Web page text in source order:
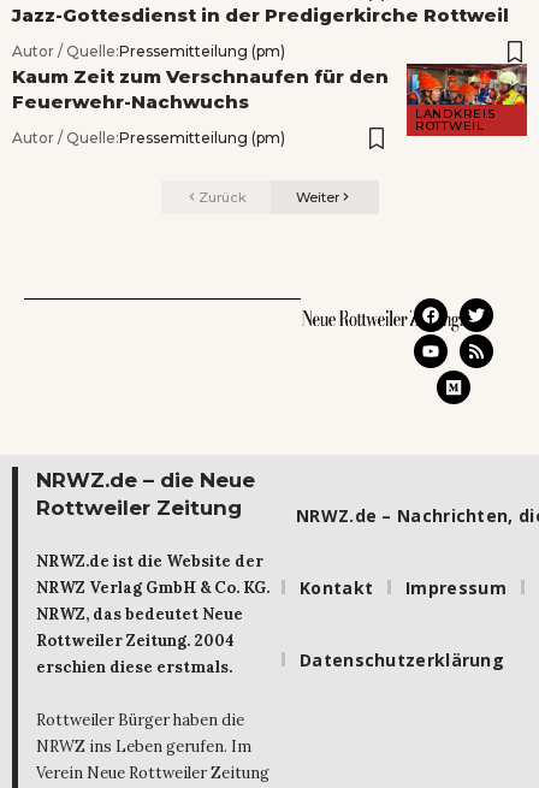
Jazz-Gottesdienst in der Predigerkirche Rottweil
Autor / Quelle:Pressemitteilung (pm)
LANDKREIS
ROTTWEIL
Kaum Zeit zum Verschnaufen für den
Feuerwehr-Nachwuchs
Autor / Quelle:Pressemitteilung (pm)
Zurück Weiter
NRWZ.de – die Neue
Rottweiler Zeitung
NRWZ.de ist die Website der
NRWZ Verlag GmbH & Co. KG.
NRWZ, das bedeutet Neue
Rottweiler Zeitung. 2004
erschien diese erstmals.
Rottweiler Bürger haben die
NRWZ ins Leben gerufen. Im
Verein Neue Rottweiler Zeitung
NRWZ.de – Nachrichten,
Kontakt Impressum
Datenschutzerklärung